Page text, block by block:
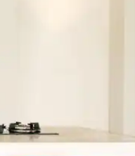
con el tacto o desliza